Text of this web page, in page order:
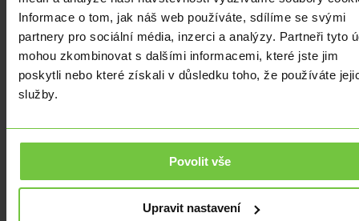
Informace o tom, jak náš web používáte, sdílíme se svými
partnery pro sociální média, inzerci a analýzy. Partneři tyto
mohou zkombinovat s dalšími informacemi, které jste jim
poskytli nebo které získali v důsledku toho, že používáte
služby.
Povolit vše
Upravit nastavení
o
výběru
nového
premiéra,
mimo
jsou
i